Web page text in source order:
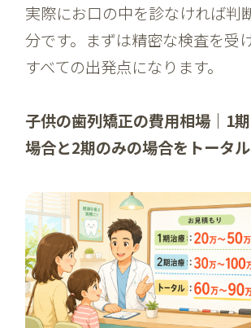
実際にお口の中を診なければ判
分です。まずは精密な検査を受
すべての出発点になります。
子供の歯列矯正の費用相場｜1
場合と2期のみの場合をトータ